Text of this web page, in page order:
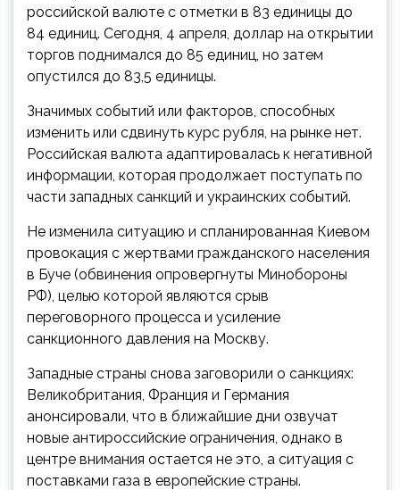
российской валюте с отметки в 83 единицы до
84 единиц. Сегодня, 4 апреля, доллар на открытии
торгов поднимался до 85 единиц, но затем
опустился до 83,5 единицы.
Значимых событий или факторов, способных
изменить или сдвинуть курс рубля, на рынке нет.
Российская валюта адаптировалась к негативной
информации, которая продолжает поступать по
части западных санкций и украинских событий.
Не изменила ситуацию и спланированная Киевом
провокация с жертвами гражданского населения
в Буче (обвинения опровергнуты Минобороны
РФ), целью которой являются срыв
переговорного процесса и усиление
санкционного давления на Москву.
Западные страны снова заговорили о санкциях:
Великобритания, Франция и Германия
анонсировали, что в ближайшие дни озвучат
новые антироссийские ограничения, однако в
центре внимания остается не это, а ситуация с
поставками газа в европейские страны.